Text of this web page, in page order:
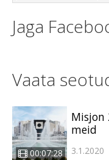
Jaga
Vaata
00:07:28
Misjon
meid
3.1.2020